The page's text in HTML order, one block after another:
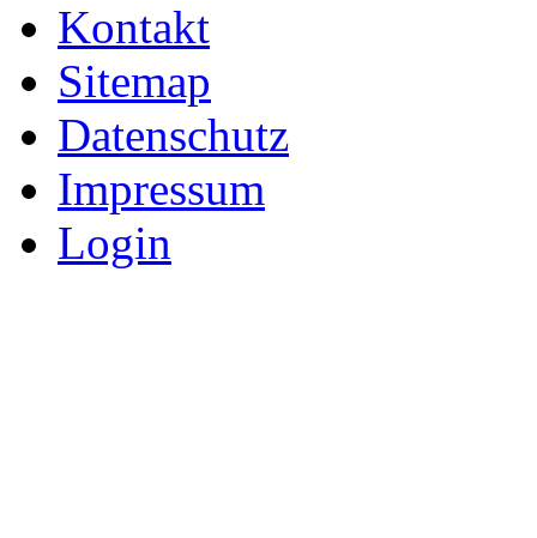
Kontakt
Sitemap
Datenschutz
Impressum
Login